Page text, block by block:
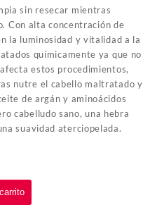
sin resecar mientras
Con alta concentración de
la luminosidad y vitalidad a la
químicamente ya que no
estos procedimientos,
nutre el cabello maltratado y
de argán y aminoácidos
cabelludo sano, una hebra
suavidad aterciopelada.